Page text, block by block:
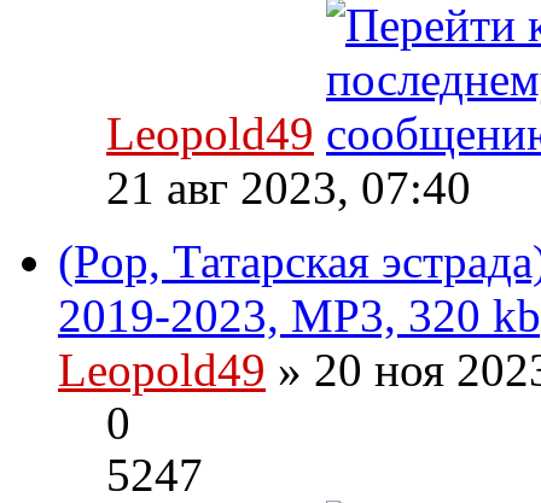
Leopold49
21 авг 2023, 07:40
(Pop, Татарская
2019-2023, MP3, 320
Leopold49 » 20 ноя
0
5247